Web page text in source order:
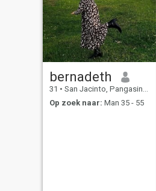
bernadeth
31 • San Jacinto, Pangasinan, Filipijnen
Op zoek naar: Man 35 - 55